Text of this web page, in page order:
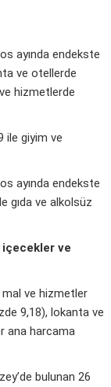
ayında endekste
ve otellerde
hizmetlerde
ile giyim ve
ayında endekste
gıda ve alkolsüz
içecekler ve
mal ve hizmetler
9,18), lokanta ve
ana harcama
bulunan 26